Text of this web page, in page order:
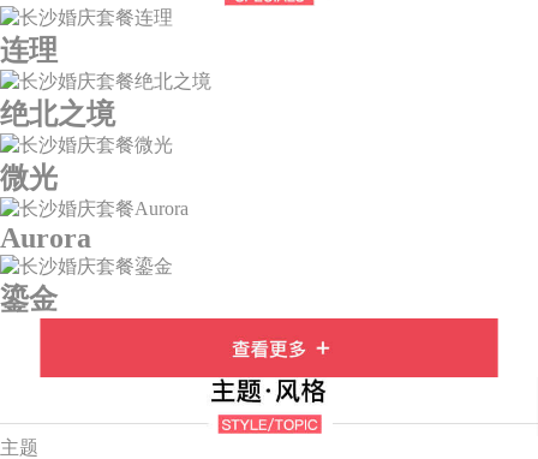
连理
绝北之境
微光
Aurora
鎏金
主题